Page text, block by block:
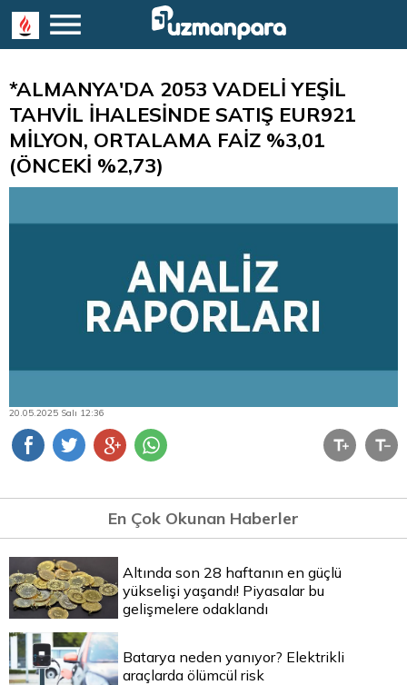
*ALMANYA'DA 2053 VADELİ YEŞİL
TAHVİL İHALESİNDE SATIŞ EUR921
MİLYON, ORTALAMA FAİZ %3,01
(ÖNCEKİ %2,73)
20.05.2025 Salı 12:36
En Çok Okunan Haberler
Altında son 28 haftanın en güçlü
yükselişi yaşandı! Piyasalar bu
gelişmelere odaklandı
Batarya neden yanıyor? Elektrikli
araçlarda ölümcül risk